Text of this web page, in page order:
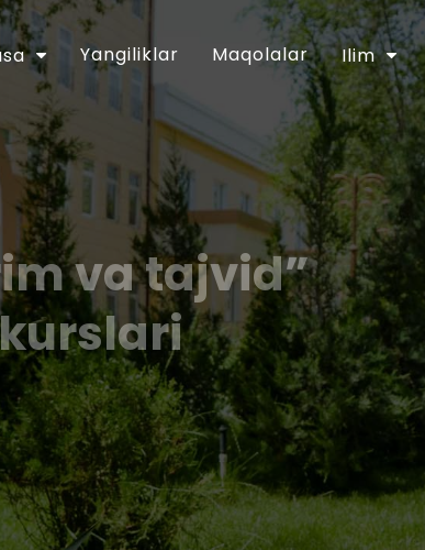
Yangiliklar Maqolalar Ilim
va tajvid”
“Diniy-ma`rifiy soha faoliyatini tubdan
2018 yil 16 apreldagi PF-5416-sonli
Dasturining 6-bandida belgilangan
O‘zbekiston musulmonlari idorasining 2018 yil
tasdiqlandi. Shu munosabat bilan Muhammad
yil 10 iyundan boshlab “Qur’oni karim va
kurslari tashkil etildi.